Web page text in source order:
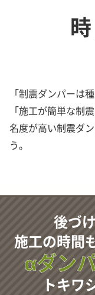
「制震ダンパーは
「施工が簡単な制
名度が高い制震ダ
う。
後づ
施工の時間
αダン
トキワ